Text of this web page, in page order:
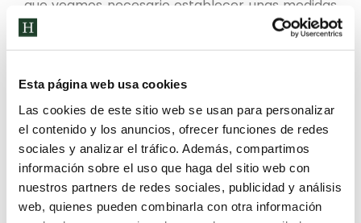
Esta página web usa cookies
Las cookies de este sitio web se usan para personalizar
el contenido y los anuncios, ofrecer funciones de redes
sociales y analizar el tráfico. Además, compartimos
información sobre el uso que haga del sitio web con
nuestros partners de redes sociales, publicidad y análisis
web, quienes pueden combinarla con otra información
que veamos necesario establecer unas medidas
para mejorarlo.
buena convivenciaentre los alumnos Humanitas.
Los valores son esenciales para ello, por eso es
importante inculcarles desde pequeños unos
valores que construirán una basepara que
tengan un buen comportamiento y crear una
buena convivencia con el resto del alumnado.